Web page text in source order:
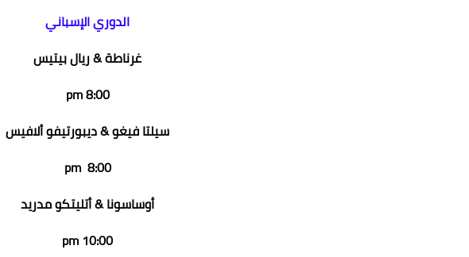
الدوري الإسباني
غرناطة & ريال بيتيس
8:00 pm
سيلتا فيغو & ديبورتيفو ألافيس
8:00 pm
أوساسونا & أتليتكو مدريد
10:00 pm